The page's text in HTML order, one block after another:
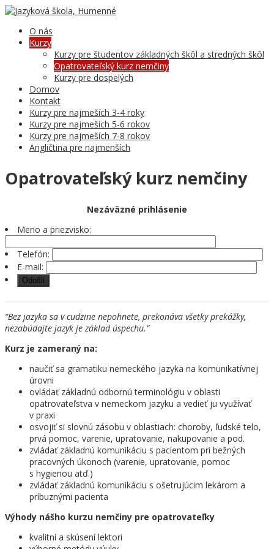
O nás
Kurzy
Kurzy pre študentov základných škôl a stredných škôl
Opatrovateľský kurz nemčiny
Kurzy pre dospelých
Domov
Kontakt
Kurzy pre najmeších 3-4 roky
Kurzy pre najmeších 5-6 rokov
Kurzy pre najmeších 7-8 rokov
Angličtina pre najmenších
Opatrovateľský kurz nemčiny
Nezáväzné prihlásenie
Meno a priezvisko:
Telefón:
E-mail:
“Bez jazyka sa v cudzine nepohnete, prekonáva všetky prekážky,
nezabúdajte jazyk je základ úspechu.”
Kurz je zameraný na:
naučiť sa gramatiku nemeckého jazyka na komunikatívnej
úrovni
ovládať základnú odbornú terminológiu v oblasti
opatrovateľstva v nemeckom jazyku a vedieť ju využívať
v praxi
osvojiť si slovnú zásobu v oblastiach: choroby, ľudské telo,
prvá pomoc, varenie, upratovanie, nakupovanie a pod.
zvládať základnú komunikáciu s pacientom pri bežných
pracovných úkonoch (varenie, upratovanie, pomoc
s hygienou atď.)
zvládať základnú komunikáciu s ošetrujúcim lekárom a
príbuznými pacienta
Výhody nášho kurzu nemčiny pre opatrovateľky
kvalitní a skúsení lektori